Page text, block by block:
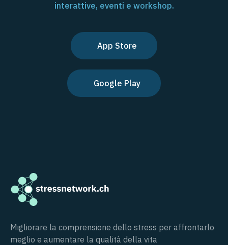
interattive, eventi e workshop.
App Store
Google Play
Migliorare la comprensione dello stress per affrontarlo
meglio e aumentare la qualità della vita